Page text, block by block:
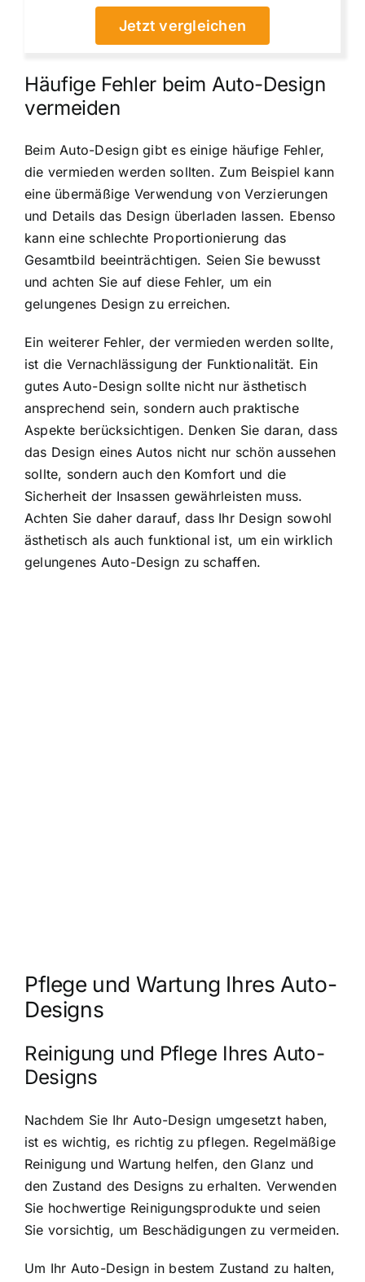
Jetzt vergleichen
Häufige Fehler beim Auto-Design
vermeiden
Beim Auto-Design gibt es einige häufige Fehler,
die vermieden werden sollten. Zum Beispiel kann
eine übermäßige Verwendung von Verzierungen
und Details das Design überladen lassen. Ebenso
kann eine schlechte Proportionierung das
Gesamtbild beeinträchtigen. Seien Sie bewusst
und achten Sie auf diese Fehler, um ein
gelungenes Design zu erreichen.
Ein weiterer Fehler, der vermieden werden sollte,
ist die Vernachlässigung der Funktionalität. Ein
gutes Auto-Design sollte nicht nur ästhetisch
ansprechend sein, sondern auch praktische
Aspekte berücksichtigen. Denken Sie daran, dass
das Design eines Autos nicht nur schön aussehen
sollte, sondern auch den Komfort und die
Sicherheit der Insassen gewährleisten muss.
Achten Sie daher darauf, dass Ihr Design sowohl
ästhetisch als auch funktional ist, um ein wirklich
gelungenes Auto-Design zu schaffen.
Pflege und Wartung Ihres Auto-
Designs
Reinigung und Pflege Ihres Auto-
Designs
Nachdem Sie Ihr Auto-Design umgesetzt haben,
ist es wichtig, es richtig zu pflegen. Regelmäßige
Reinigung und Wartung helfen, den Glanz und
den Zustand des Designs zu erhalten. Verwenden
Sie hochwertige Reinigungsprodukte und seien
Sie vorsichtig, um Beschädigungen zu vermeiden.
Um Ihr Auto-Design in bestem Zustand zu halten,